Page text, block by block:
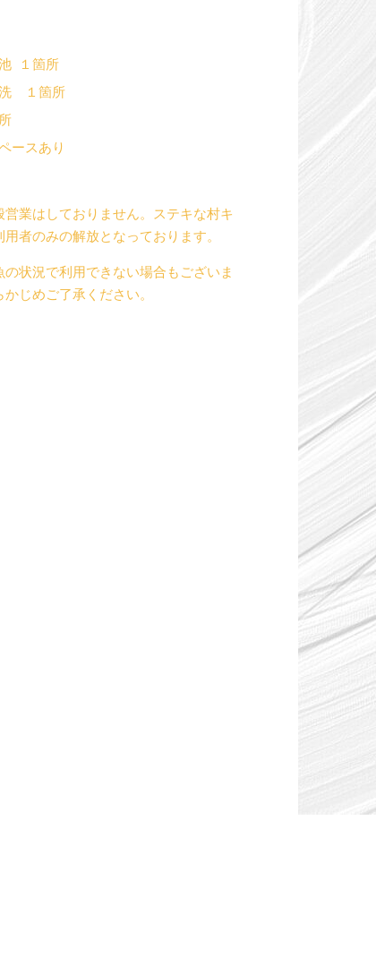
１箇所
１箇所
ースあり
業はしておりません。ステキな村キ
用者のみの解放となっております。
状況で利用できない場合もございま
じめご了承ください。